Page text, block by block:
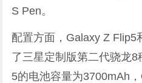
S Pen。
配置方面，Galaxy Z Flip5
了三星定制版第二代骁龙
5的电池容量为3700mAh